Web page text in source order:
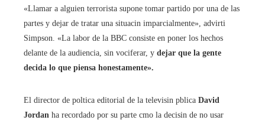
«Llamar a alguien terrorista supone tomar partido por una de las
partes y dejar de tratar una situacin imparcialmente», advirti
Simpson. «La labor de la BBC consiste en poner los hechos
delante de la audiencia, sin vociferar, y dejar que la gente
decida lo que piensa honestamente».
El director de poltica editorial de la televisin pblica David
Jordan ha recordado por su parte cmo la decisin de no usar